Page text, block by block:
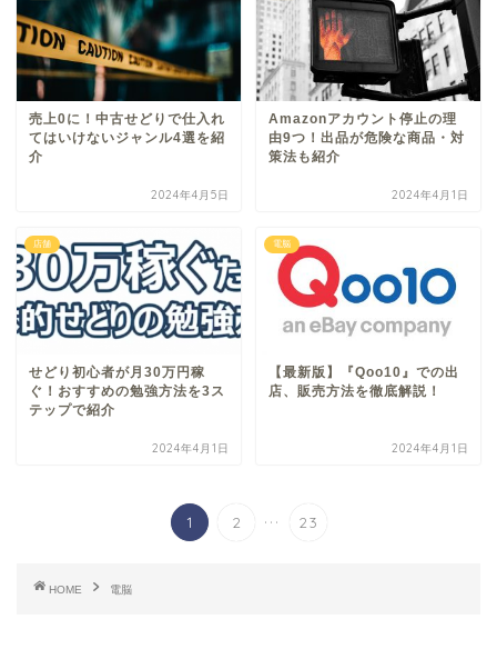
売上0に！中古せどりで仕入れ
てはいけないジャンル4選を紹
介
2024年4月5日
Amazonアカウント停止の理
由9つ！出品が危険な商品・対
策法も紹介
2024年4月1日
店舗
せどり初心者が月30万円稼
ぐ！おすすめの勉強方法を3ス
テップで紹介
2024年4月1日
電脳
【最新版】『Qoo10』での出
店、販売方法を徹底解説！
2024年4月1日
1 2 ... 23
HOME 電脳